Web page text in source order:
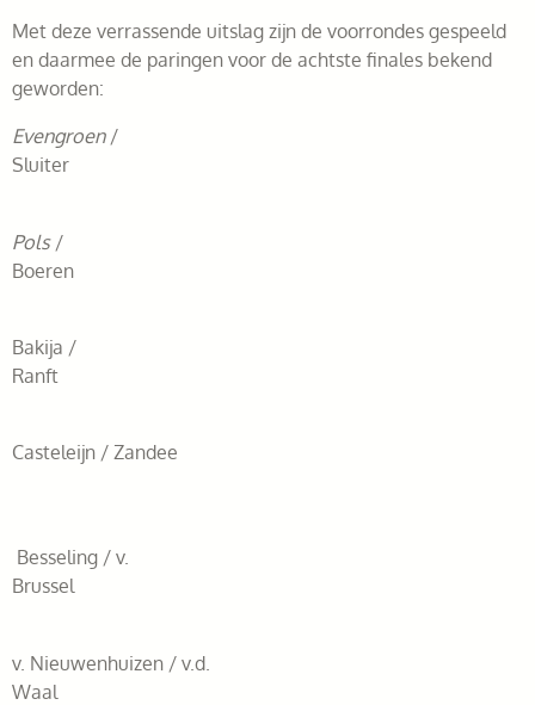
Met deze verrassende uitslag zijn de voorrondes gespeeld
en daarmee de paringen voor de achtste finales bekend
geworden:
Evengroen/
Sluiter
Pols/
Boeren
Bakija /
Ranft
Casteleijn / Zandee
Besseling / v.
Brussel
v. Nieuwenhuizen / v.d.
Waal